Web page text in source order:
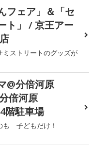
フェア」＆「セ
ト」 / 京王アー
ミストリートのグッズが
@分倍河原
倍河原
駐車場
子どもだけ！